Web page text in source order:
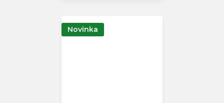
Novinka